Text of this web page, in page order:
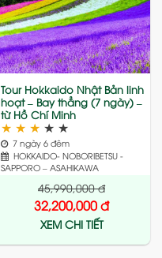
Add
to
wishlist
Tour Hokkaido Nhật Bản linh
hoạt – Bay thẳng (7 ngày) –
từ Hồ Chí Minh
★ ★ ★ ★ ★
7 ngày 6 đêm
HOKKAIDO- NOBORIBETSU -
SAPPORO – ASAHIKAWA
45,990,000đ
32,200,000đ
XEM CHI TIẾT